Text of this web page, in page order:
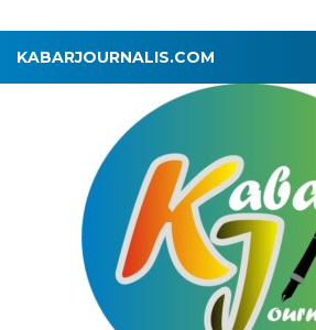
KABARJOURNALIS.COM